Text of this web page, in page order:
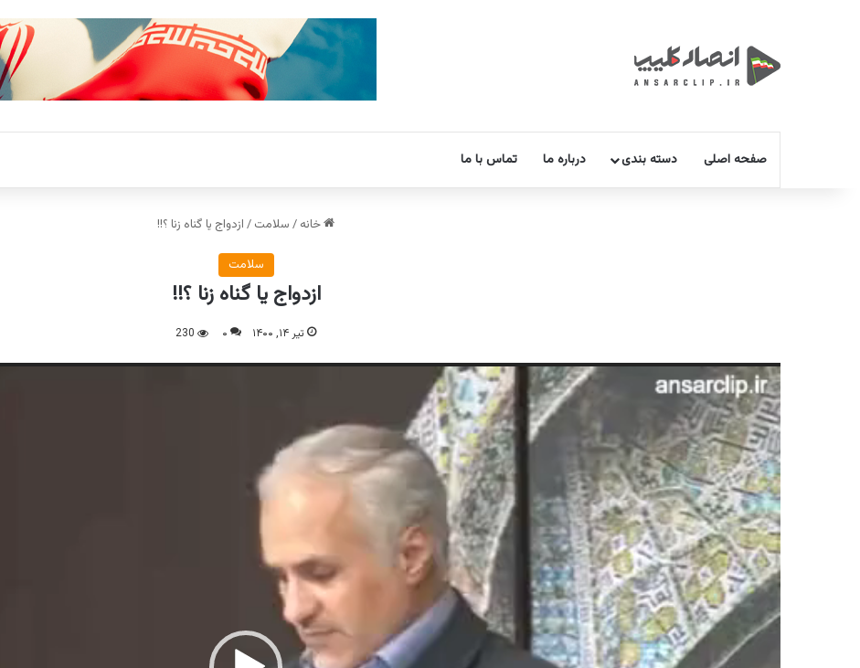
صفحه اصلی دسته بندی درباره ما تماس با ما
خانه / سلامت / ازدواج یا گناه زنا ؟!!
سلامت
ازدواج یا گناه زنا ؟!!
تیر ۱۴, ۱۴۰۰ ۰ 230
نمایشگر
ویدیو